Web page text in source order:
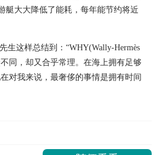
艇大大降低了能耗，每年能节约将近
生这样总结到：“WHY(Wally-Hermès
同，却又合乎常理。在海上拥有足够
对我来说，最奢侈的事情是拥有时间